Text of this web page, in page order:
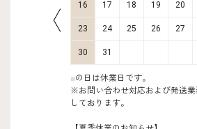
16 17 18 19 20
23 24 25 26 27
30 31
■の日は休業日です。
※お問い合わせ対応および発送業
しております。